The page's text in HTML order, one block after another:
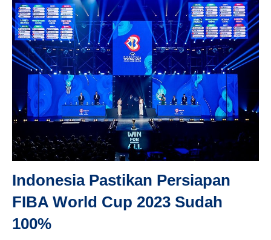
Indonesia Pastikan Persiapan
FIBA World Cup 2023 Sudah
100%